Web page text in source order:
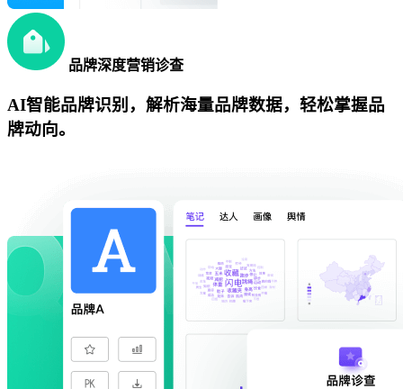
品牌深度营销诊查
AI智能品牌识别，解析海量品牌数据，轻松掌握品
牌动向。